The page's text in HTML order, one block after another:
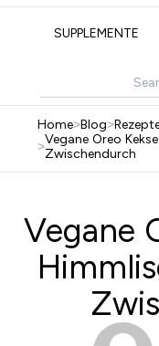
SUPPLEMENTE
Home>Blog>
>Vegane Oreo
Zwischendurch
Vegane